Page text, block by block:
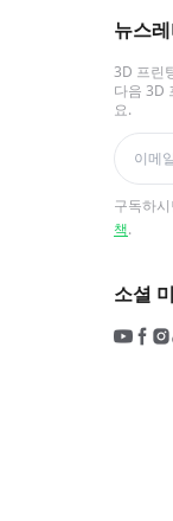
뉴스
3D 프린
다음 3D
요.
구독하
책.
소셜